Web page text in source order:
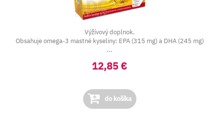
Výžívový doplnok.
Obsahuje omega-3 mastné kyseliny: EPA (315 mg) a DHA (245 mg)
...
12,85 €
do košíka